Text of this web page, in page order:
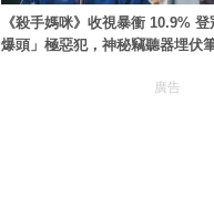
《殺手媽咪》收視暴衝 10.9%
爆頭」極惡犯，神秘竊聽器埋伏
廣告